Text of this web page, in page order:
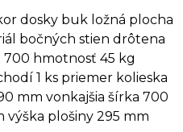
dosky buk ložná plocha
bočných stien drôtena
700 hmotnosť 45 kg
1 ks priemer kolieska
mm vonkajšia šírka 700
výška plošiny 295 mm